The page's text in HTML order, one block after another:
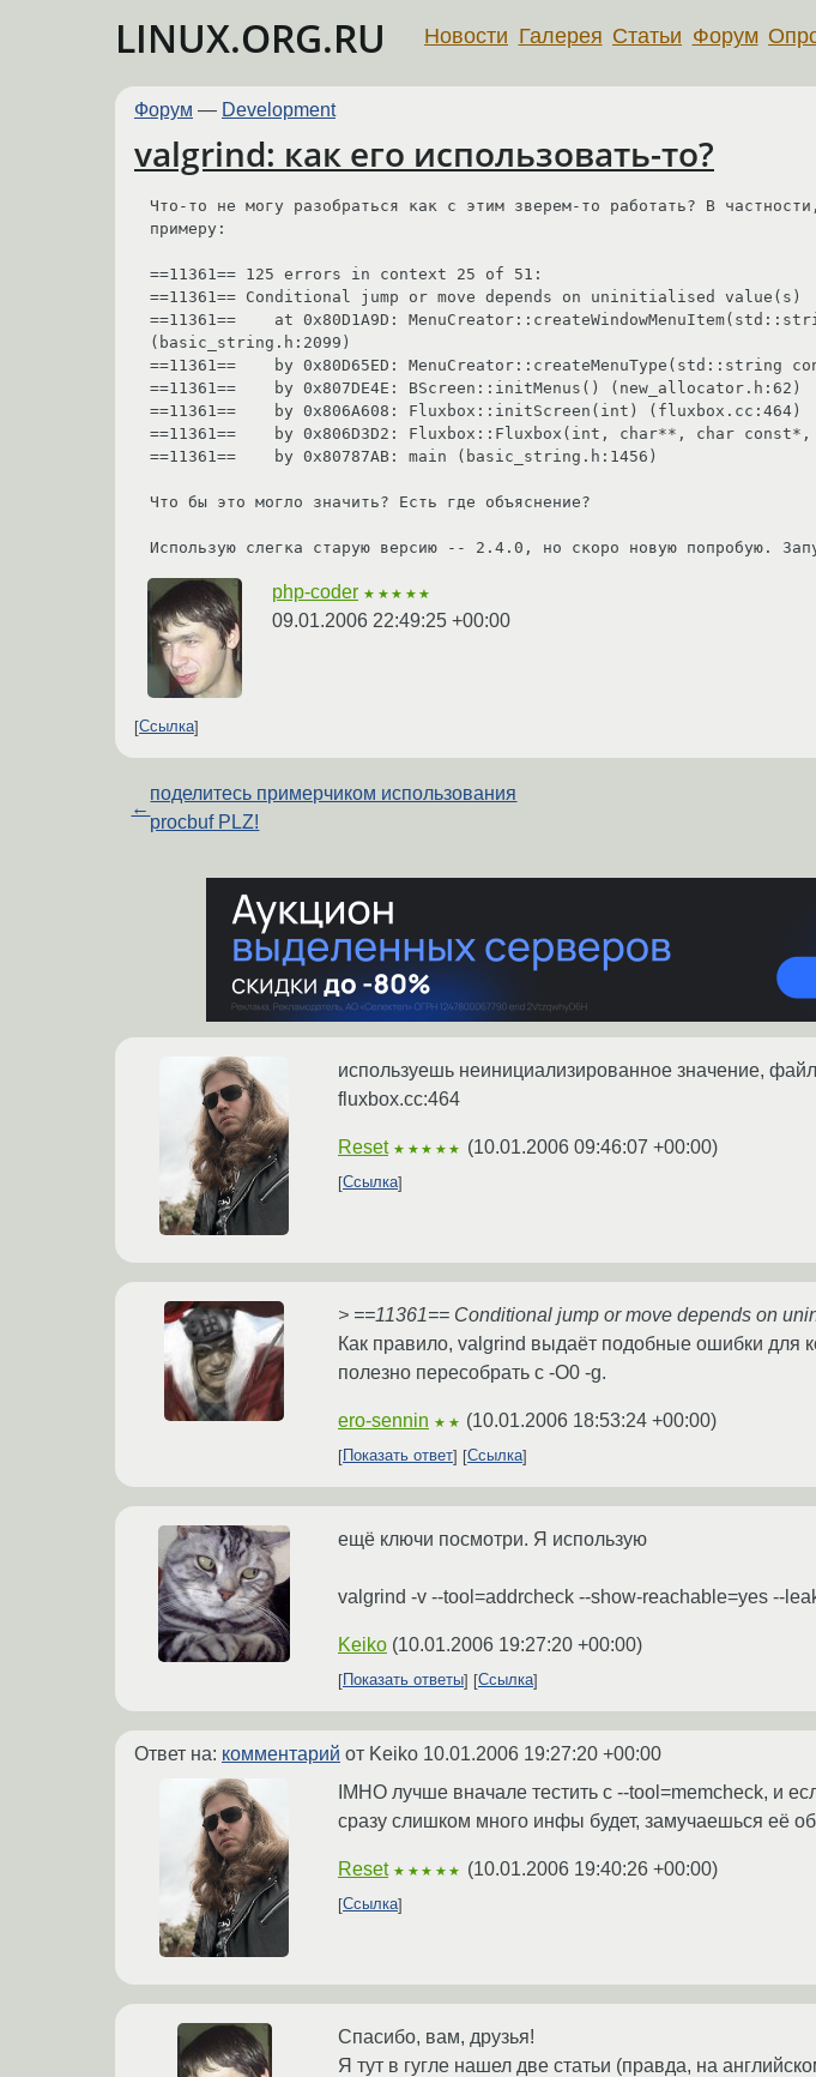
LINUX.ORG.RU Новости Галерея Статьи Форум
Форум — Development
valgrind: как его использовать-то?
Что-то не могу разобраться как с этим зверем-то работать? В
примеру:
==11361== 125 errors in context 25 of 51:
==11361== Conditional jump or move depends on uninitialised value(s)
==11361==    at 0x80D1A9D:
(basic_string.h:2099)
==11361==    by 0x80D65ED: MenuCreator::createMenuType(std::string
==11361==    by 0x807DE4E: BScreen::initMenus() (new_allocator.h:62)
==11361==    by 0x806A608: Fluxbox::initScreen(int) (fluxbox.cc:464)
==11361==    by 0x806D3D2: Fluxbox::Fluxbox(int, char**, char
==11361==    by 0x80787AB: main (basic_string.h:1456)
Что бы это могло значить? Есть где объяснение?
Использую слегка старую версию -- 2.4.0, но скоро новую попробую.
php-coder ★★★★★
09.01.2006 22:49:25 +00:00
Ссылка
←
поделитесь примерчиком использования
procbuf PLZ!
используешь неинициализированное значение,
fluxbox.cc:464
Reset ★★★★★ (10.01.2006 09:46:07 +00:00)
Ссылка
> ==11361== Conditional jump or move depends on
Как правило, valgrind выдаёт подобные ошибки для
полезно пересобрать с -O0 -g.
ero-sennin ★★ (10.01.2006 18:53:24 +00:00)
Показать ответ Ссылка
ещё ключи посмотри. Я использую
valgrind -v --tool=addrcheck --show-reachable=yes --
Keiko (10.01.2006 19:27:20 +00:00)
Показать ответы Ссылка
Ответ на: комментарий от Keiko 10.01.2006 19:27:20 +00:00
IMHO лучше вначале тестить с --tool=memcheck, и
сразу слишком много инфы будет, замучаешься её
Reset ★★★★★ (10.01.2006 19:40:26 +00:00)
Ссылка
Спасибо, вам, друзья!
Я тут в гугле нашел две статьи (правда, на